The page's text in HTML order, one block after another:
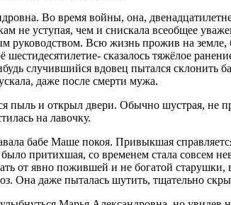
Во время войны, она,
уступая, чем и снискала всеобщее
Всю жизнь прожив на
сказалось тяжёлое
случившийся вдовец пытался склонить
даже после смерти мужа.
пыль и открыл двери. Обычно шустрая,
на лавочку.
бабе Маше покоя. Привыкшая
притихшая, со временем стала совсем
от явно пожившей и не богатой старушки,
Она даже пыталась шутить, тщательно